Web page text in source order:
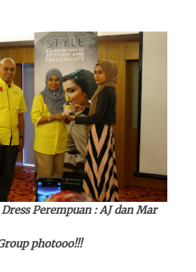
Perempuan : AJ dan Mar
photooo!!!